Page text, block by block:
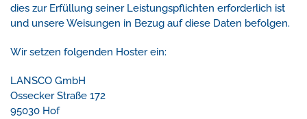
dies zur Erfüllung seiner Leistungspflichten erforderlich ist
und unsere Weisungen in Bezug auf diese Daten befolgen.
Wir setzen folgenden Hoster ein:
LANSCO GmbH
Ossecker Straße 172
95030 Hof